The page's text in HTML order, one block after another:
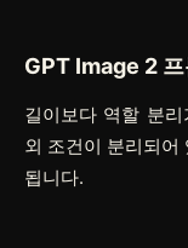
GPT Image 2
길이보다 역할 분
외 조건이 분리되어
됩니다.